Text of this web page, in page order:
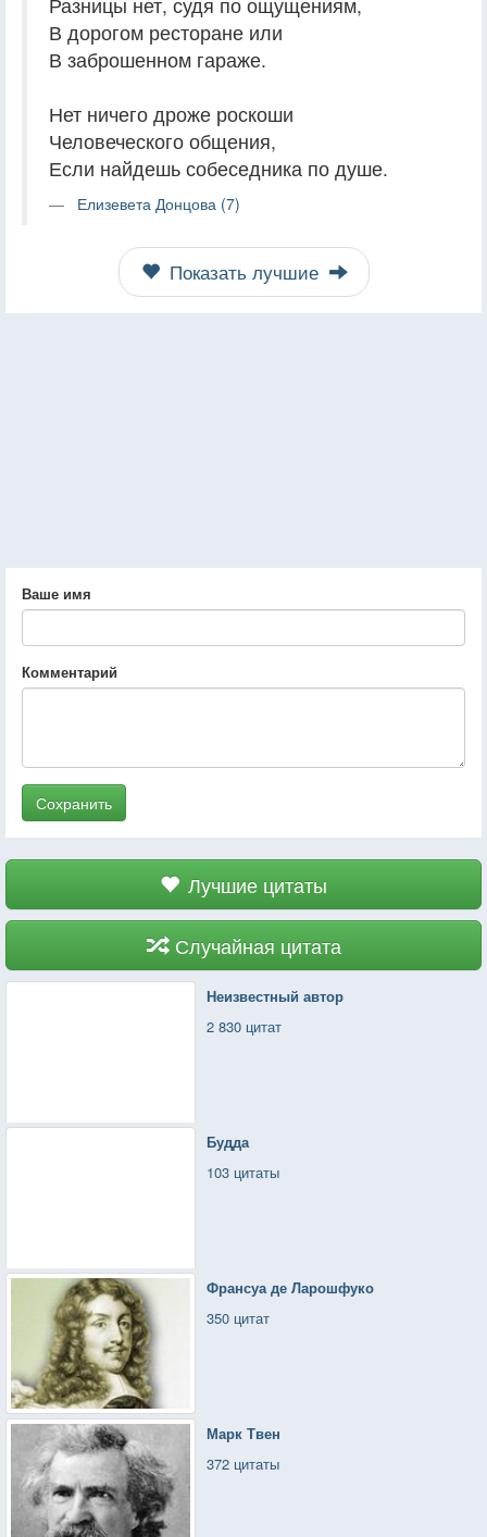
В дорогом ресторане или
В заброшенном гараже.
Нет ничего дроже роскоши
Человеческого общения,
Если найдешь собеседника по душе.
Елизевета Донцова (7)
Показать лучшие
Ваше имя
Комментарий
Сохранить
Лучшие цитаты
Случайная цитата
Неизвестный автор
2 830 цитат
Будда
103 цитаты
Франсуа де Ларошфуко
350 цитат
Марк Твен
372 цитаты